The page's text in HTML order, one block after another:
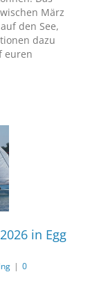
März
den See,
dazu
euren
in Egg
| 0